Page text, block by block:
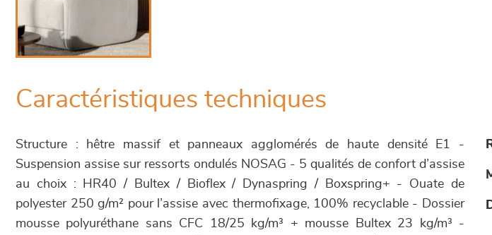
Caractéristiques techniques
Structure : hêtre massif et panneaux agglomérés de haute densité E1 -
Suspension assise sur ressorts ondulés NOSAG - 5 qualités de confort d’assise
au choix : HR40 / Bultex / Bioflex / Dynaspring / Boxspring+ - Ouate de
polyester 250 g/m² pour l’assise avec thermofixage, 100% recyclable - Dossier
mousse polyuréthane sans CFC 18/25 kg/m³ + mousse Bultex 23 kg/m³ -